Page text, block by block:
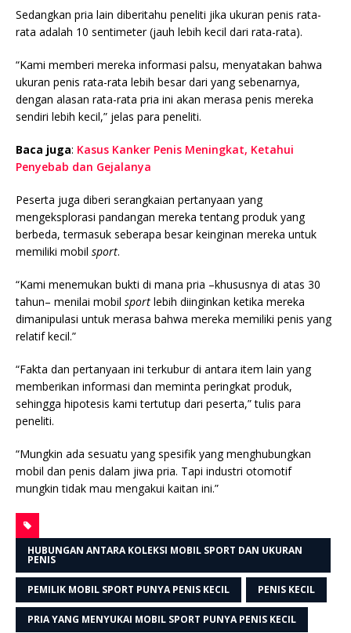
Sedangkan pria lain diberitahu peneliti jika ukuran penis rata-
rata adalah 10 sentimeter (jauh lebih kecil dari rata-rata).
“Kami memberi mereka informasi palsu, menyatakan bahwa
ukuran penis rata-rata lebih besar dari yang sebenarnya,
dengan alasan rata-rata pria ini akan merasa penis mereka
sendiri lebih kecil,” jelas para peneliti.
Baca juga: Kasus Kanker Penis Meningkat, Ketahui
Penyebab dan Gejalanya
Peserta juga diberi serangkaian pertanyaan yang
mengeksplorasi pandangan mereka tentang produk yang
berbeda, termasuk seberapa besar keinginan mereka untuk
memiliki mobil sport.
“Kami menemukan bukti di mana pria –khususnya di atas 30
tahun– menilai mobil sport lebih diinginkan ketika mereka
dimanipulasi untuk merasa bahwa mereka memiliki penis yang
relatif kecil.”
“Fakta dan pertanyaan ini terkubur di antara item lain yang
memberikan informasi dan meminta peringkat produk,
sehingga hipotesis kami tertutup dari peserta,” tulis para
peneliti.
“Mungkin ada sesuatu yang spesifik yang menghubungkan
mobil dan penis dalam jiwa pria. Tapi industri otomotif
mungkin tidak mau mengakui kaitan ini.”
HUBUNGAN ANTARA KOLEKSI MOBIL SPORT DAN UKURAN
PENIS
PEMILIK MOBIL SPORT PUNYA PENIS KECIL PENIS KECIL
PRIA YANG MENYUKAI MOBIL SPORT PUNYA PENIS KECIL